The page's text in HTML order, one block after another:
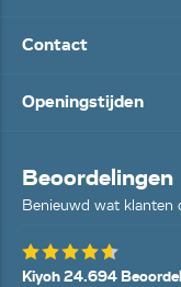
Contact
Openingstijden
Beoordelingen
Benieuwd wat klanten
Kiyoh 24.694